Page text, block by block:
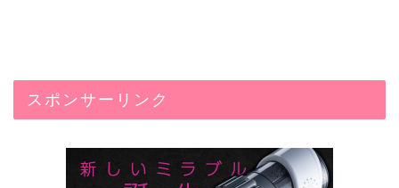
スポンサーリンク